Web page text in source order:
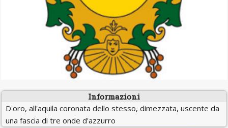
Informazioni
D'oro, all'aquila coronata dello stesso, dimezzata, uscente da
una fascia di tre onde d'azzurro